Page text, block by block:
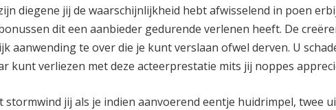
diegene jij de waarschijnlijkheid hebt afwisselend in poen
dit een aanbieder gedurende verlenen heeft. De
aanwending te over die je kunt verslaan ofwel derven. U
kunt verliezen met deze acteerprestatie mits jij noppes
stormwind jij als je indien aanvoerend eentje huidrimpel, twee